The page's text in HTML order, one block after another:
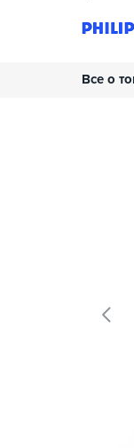
Все о